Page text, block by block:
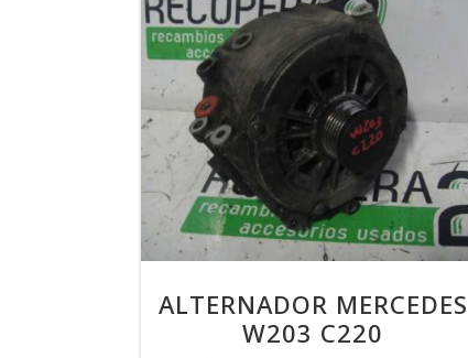
ALTERNADOR MERCEDES
W203 C220